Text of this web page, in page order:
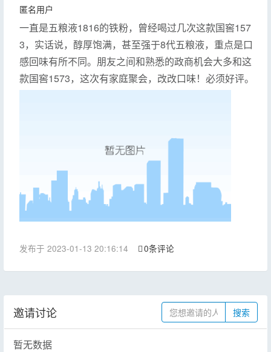
匿名用户
一直是五粮液1816的铁粉，曾经喝过几次这款国窖157
3，实话说，醇厚饱满，甚至强于8代五粮液，重点是口
感回味有所不同。朋友之间和熟悉的政商机会大多和这
款国窖1573，这次有家庭聚会，改改口味！必须好评。
发布于 2023-01-13 20:16:14 0条评论
邀请讨论 搜索
暂无数据